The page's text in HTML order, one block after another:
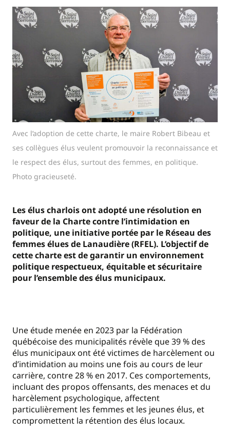
Avec l’adoption de cette charte, le maire Robert Bibeau et
ses collègues élus veulent promouvoir la reconnaissance et
le respect des élus, surtout des femmes, en politique.
Photo gracieuseté.
Les élus charlois ont adopté une résolution en
faveur de la Charte contre l’intimidation en
politique, une initiative portée par le Réseau des
femmes élues de Lanaudière (RFEL). L’objectif de
cette charte est de garantir un environnement
politique respectueux, équitable et sécuritaire
pour l’ensemble des élus municipaux.
Une étude menée en 2023 par la Fédération
québécoise des municipalités révèle que 39 % des
élus municipaux ont été victimes de harcèlement ou
d’intimidation au moins une fois au cours de leur
carrière, contre 28 % en 2017. Ces comportements,
incluant des propos offensants, des menaces et du
harcèlement psychologique, affectent
particulièrement les femmes et les jeunes élus, et
compromettent la rétention des élus locaux.